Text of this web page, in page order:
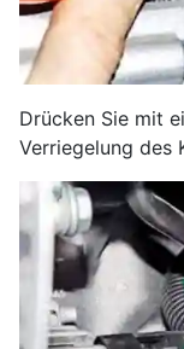
Drücken Sie mit
Verriegelung des